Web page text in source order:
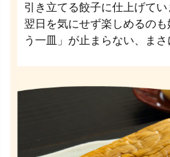
引き立てる餃子に仕上げてい
翌日を気にせず楽しめるの
う一皿」が止まらない、まさ